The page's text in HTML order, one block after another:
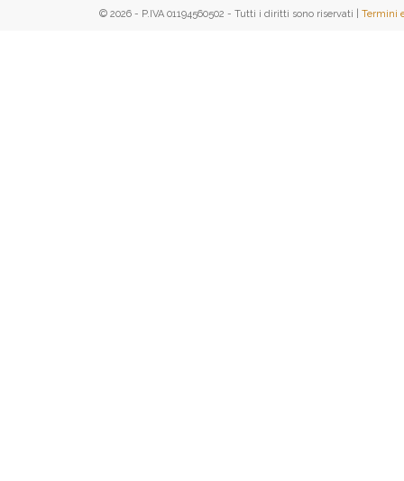
© 2026 - P.IVA 01194560502 - Tutti i diritti sono riservati | Termini